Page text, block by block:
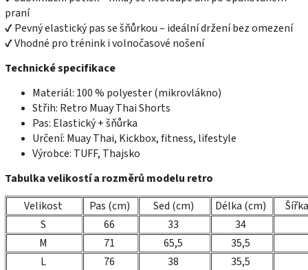
praní
✔ Pevný elastický pas se šňůrkou – ideální držení bez omezení
✔ Vhodné pro trénink i volnočasové nošení
Technické specifikace
Materiál: 100 % polyester (mikrovlákno)
Střih: Retro Muay Thai Shorts
Pas: Elastický + šňůrka
Určení: Muay Thai, Kickbox, fitness, lifestyle
Výrobce: TUFF, Thajsko
Tabulka velikostí a rozměrů modelu retro
Velikost
Pas (cm) Sed (cm) Délka (cm)
S
66 33
34
M
71 65,5
35,5
L
76 38
35,5